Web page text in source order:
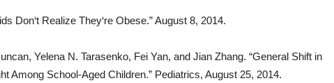
Don‘t Realize They‘re Obese.” August 8, 2014.
Yelena N. Tarasenko, Fei Yan, and Jian Zhang. “General Shift in
Among School-Aged Children.” Pediatrics, August 25, 2014.